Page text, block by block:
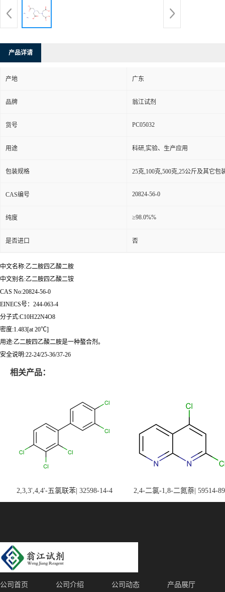
产品详请
产地 广东
品牌 翁江试剂
货号 PC05032
用途 科研,实验、生产应用
包装规格 25克,100克,500克,25公斤及其它包
CAS编号 20824-56-0
纯度 ≥98.0%%
是否进口 否
中文名称:乙二胺四乙酸二胺
中文别名:乙二胺四乙酸二铵
CAS No:20824-56-0
EINECS号：244-063-4
分子式:C10H22N4O8
密度:1.483[at 20℃]
用途:乙二胺四乙酸二胺是一种螯合剂。
安全说明:22-24/25-36/37-26
相关产品：
2,3,3',4,4'-五氯联苯| 32598-14-4 2,4-二氯-1,8-二氮萘| 59514-
公司首页 公司介绍 公司动态 产品展厅